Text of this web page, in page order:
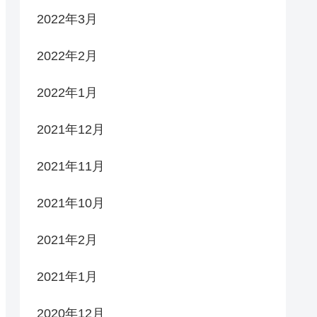
2022年3月
2022年2月
2022年1月
2021年12月
2021年11月
2021年10月
2021年2月
2021年1月
2020年12月